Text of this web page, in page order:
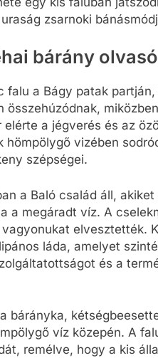
zsarnoki
bárány
falu a Bágy patak
a jégverés és az
hömpölygő vizében
szépségei.
a Baló család áll,
a megáradt víz. A
elvesztették.
láda, amelyet
és a
bárányka,
víz közepén. A
remélve, hogy a kis